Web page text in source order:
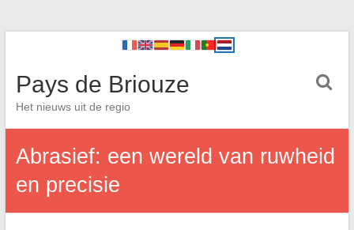
Pays de Briouze
Het nieuws uit de regio
Abrasief: een wereld van ruwheid
en precisie